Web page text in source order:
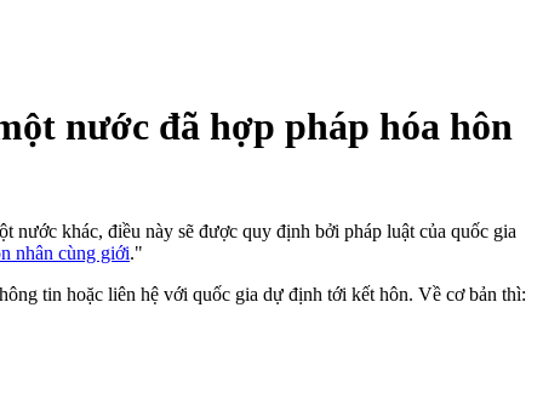
nước đã hợp pháp hóa hôn
nước khác, điều này sẽ được quy định bởi pháp luật của quốc gia
nhân cùng giới."
tin hoặc liên hệ với quốc gia dự định tới kết hôn. Về cơ bản thì: